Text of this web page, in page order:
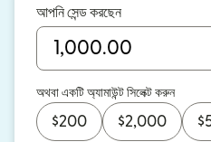
আপনি সেন্ড করছেন
অথবা একটি অ্যামাউন্ট সিলেক্ট করুন
$200 $2,000 $